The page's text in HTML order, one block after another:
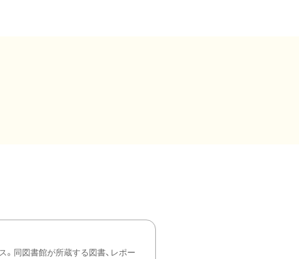
同図書館が所蔵する図書、レポー